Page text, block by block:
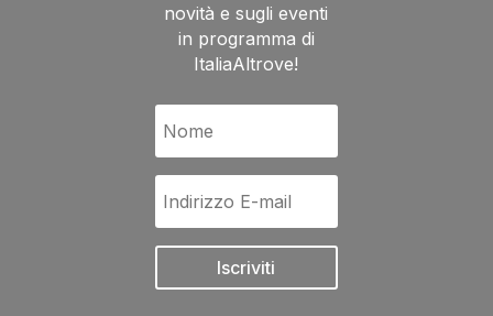
novità e sugli eventi
in programma di
ItaliaAltrove!
Iscriviti